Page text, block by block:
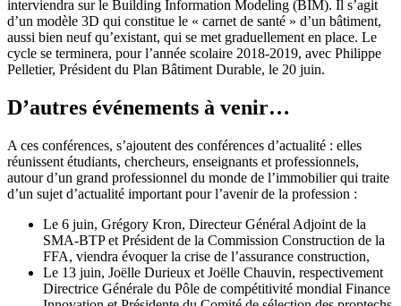
interviendra sur le Building Information Modeling (BIM). Il s’agit
d’un modèle 3D qui constitue le « carnet de santé » d’un bâtiment,
aussi bien neuf qu’existant, qui se met graduellement en place. Le
cycle se terminera, pour l’année scolaire 2018-2019, avec Philippe
Pelletier, Président du Plan Bâtiment Durable, le 20 juin.
D’autres événements à venir…
A ces conférences, s’ajoutent des conférences d’actualité : elles
réunissent étudiants, chercheurs, enseignants et professionnels,
autour d’un grand professionnel du monde de l’immobilier qui traite
d’un sujet d’actualité important pour l’avenir de la profession :
Le 6 juin, Grégory Kron, Directeur Général Adjoint de la
SMA-BTP et Président de la Commission Construction de la
FFA, viendra évoquer la crise de l’assurance construction,
Le 13 juin, Joëlle Durieux et Joëlle Chauvin, respectivement
Directrice Générale du Pôle de compétitivité mondial Finance